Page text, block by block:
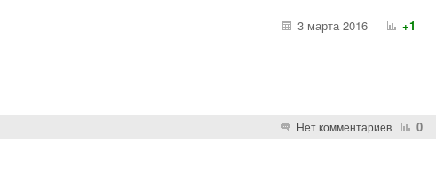
3 марта 2016 +1
Нет комментариев 0